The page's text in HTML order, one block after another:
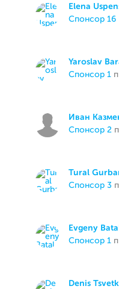
Elena
спонсор 16
Yaroslav
спонсор 1
Иван
спонсор 2
Tural
спонсор 3
Evgeny
спонсор 1
Denis